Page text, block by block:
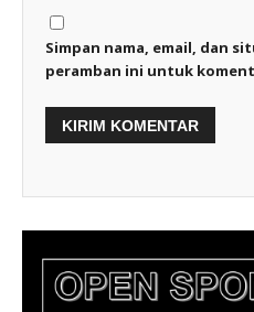
Simpan nama, email, dan
peramban ini untuk